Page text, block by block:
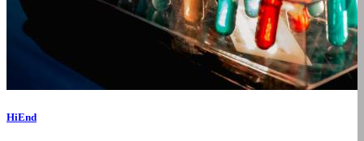
HiEnd